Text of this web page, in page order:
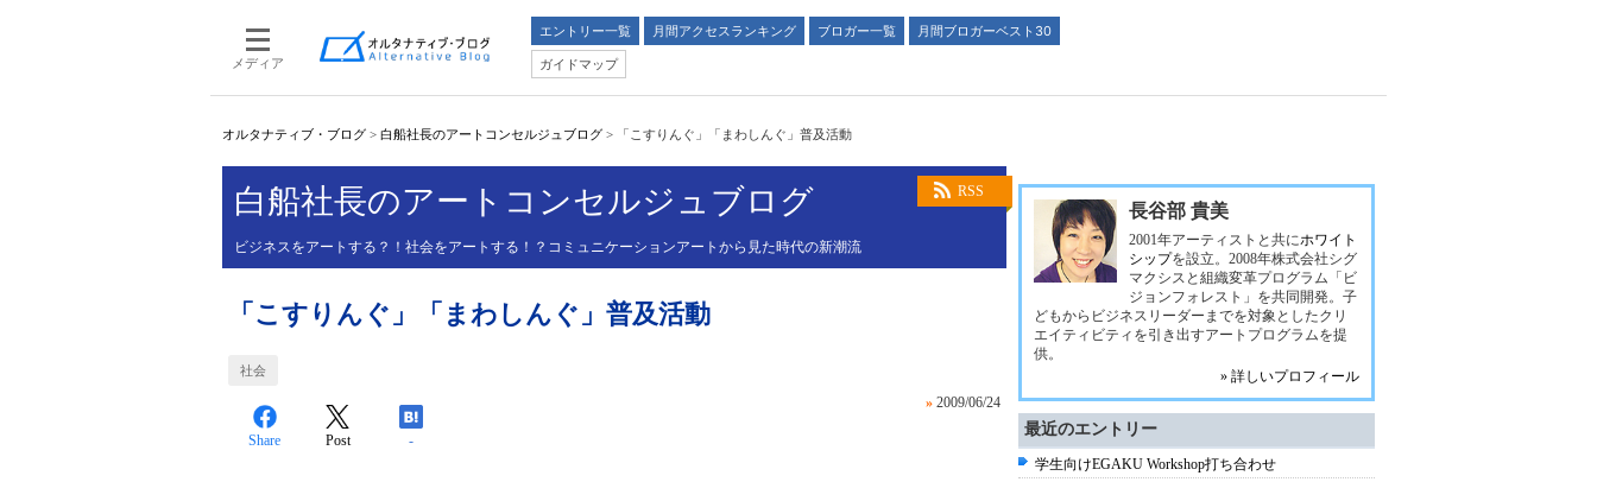
メディア
エントリー一覧 月間アクセスランキング ブロガー一覧
月間ブロガーベスト30
ガイドマップ
オルタナティブ・ブログ > 白船社長のアートコンセルジュブログ > 「こすりんぐ」「まわしんぐ」普及活動
RSS
白船社長のアートコンセルジュブログ
ビジネスをアートする？！社会をアートする！？コミュニケーションアートから見た時代の新潮流
「こすりんぐ」「まわしんぐ」普及活動
社会
» 2009/06/24
Share Post -
長谷部 貴美
2001年アーティストと共にホワイト
シップを設立。2008年株式会社シグ
マクシスと組織変革プログラム「ビ
ジョンフォレスト」を共同開発。子
どもからビジネスリーダーまでを対象としたクリ
エイティビティを引き出すアートプログラムを提
供。
» 詳しいプロフィール
最近のエントリー
学生向けEGAKU Workshop打ち合わせ